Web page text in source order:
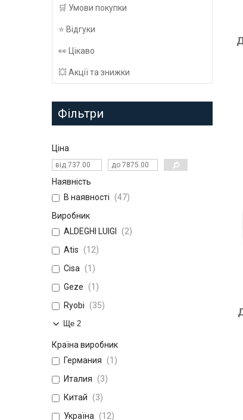
🛒 Умови покупки
⭐️ Відгуки
👀 Цікаво
💥 Акції та знижки
Фільтри
Ціна
Наявність
В наявності
47
Виробник
ALDEGHI LUIGI
2
Atis
12
Cisa
1
Geze
1
Ryobi
35
Ще 2
Країна виробник
Германия
1
Италия
3
Китай
3
Україна
12